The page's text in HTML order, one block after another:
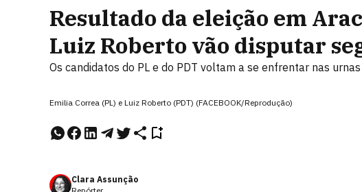
Resultado da eleição em
Luiz Roberto vão disputar
Os candidatos do PL e do PDT voltam a se enfrentar nas
Emilia Correa (PL) e Luiz Roberto (PDT) (FACEBOOK/Reprodução)
Clara Assunção